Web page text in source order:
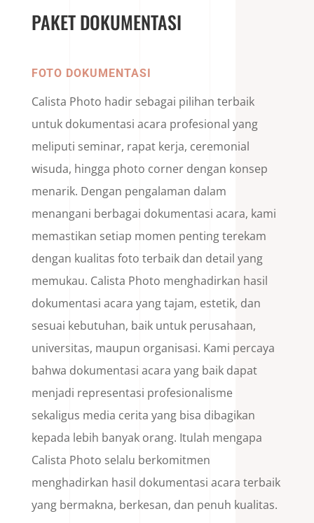
PAKET DOKUMENTASI
FOTO DOKUMENTASI
Calista Photo hadir sebagai pilihan terbaik
untuk dokumentasi acara profesional yang
meliputi seminar, rapat kerja, ceremonial
wisuda, hingga photo corner dengan konsep
menarik. Dengan pengalaman dalam
menangani berbagai dokumentasi acara, kami
memastikan setiap momen penting terekam
dengan kualitas foto terbaik dan detail yang
memukau. Calista Photo menghadirkan hasil
dokumentasi acara yang tajam, estetik, dan
sesuai kebutuhan, baik untuk perusahaan,
universitas, maupun organisasi. Kami percaya
bahwa dokumentasi acara yang baik dapat
menjadi representasi profesionalisme
sekaligus media cerita yang bisa dibagikan
kepada lebih banyak orang. Itulah mengapa
Calista Photo selalu berkomitmen
menghadirkan hasil dokumentasi acara terbaik
yang bermakna, berkesan, dan penuh kualitas.